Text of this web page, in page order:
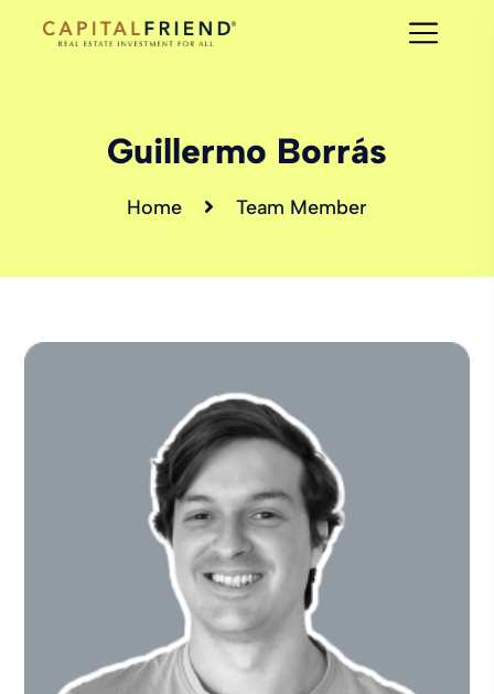
Guillermo Borrás
Home Team Member